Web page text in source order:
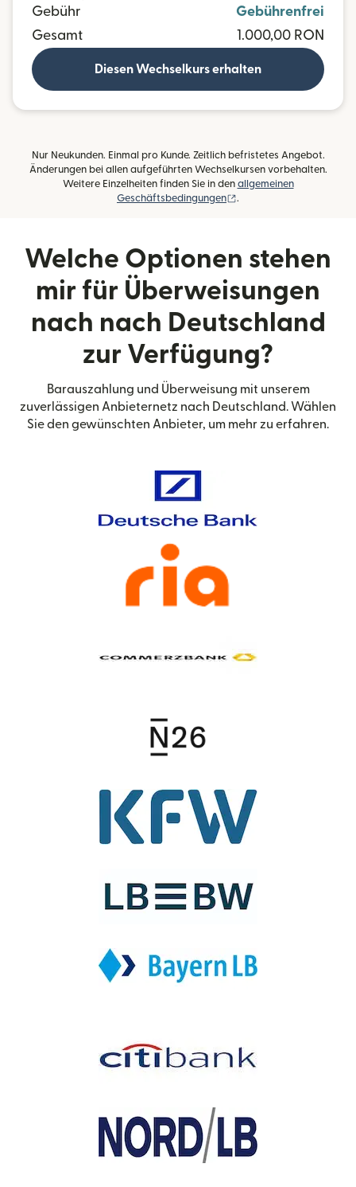
Gebühr
Gebührenfrei
Gesamt
1.000,00 RON
Diesen Wechselkurs erhalten
Nur Neukunden. Einmal pro Kunde. Zeitlich befristetes Angebot.
Änderungen bei allen aufgeführten Wechselkursen vorbehalten.
Weitere Einzelheiten finden Sie in den allgemeinen
Geschäftsbedingungen
.
Welche Optionen stehen
mir für Überweisungen
nach nach Deutschland
zur Verfügung?
Barauszahlung und Überweisung mit unserem
zuverlässigen Anbieternetz nach Deutschland. Wählen
Sie den gewünschten Anbieter, um mehr zu erfahren.